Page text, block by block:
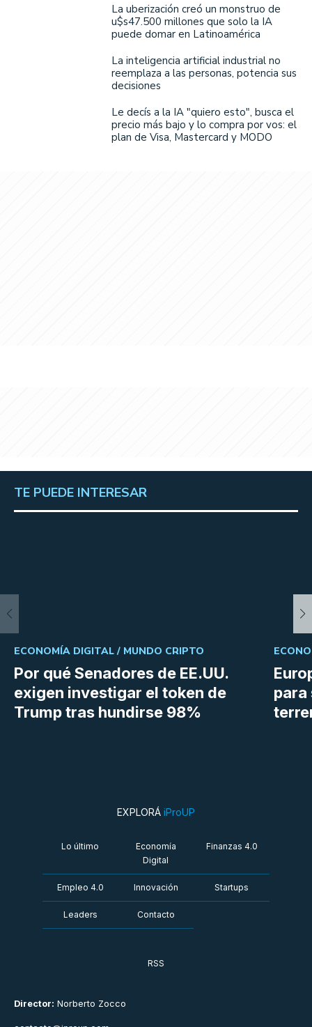
La uberización creó un monstruo de
u$s47.500 millones que solo la IA
puede domar en Latinoamérica
La inteligencia artificial industrial no
reemplaza a las personas, potencia sus
decisiones
Le decís a la IA "quiero esto", busca el
precio más bajo y lo compra por vos: el
plan de Visa, Mastercard y MODO
TE PUEDE INTERESAR
Por qué Senadores de EE.UU.
exigen investigar el token de
Trump tras hundirse 98%
ECONOMÍA DIGITAL / MUNDO CRIPTO
para
Director: Norberto Zocco
EXPLORÁ iProUP
Lo último
Economía
Digital
Finanzas 4.0
Empleo 4.0 Innovación Startups
Leaders Contacto
RSS